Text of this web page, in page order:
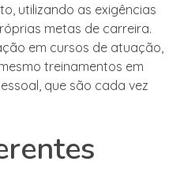
utilizando as exigências
metas de carreira.
em cursos de atuação,
treinamentos em
que são cada vez